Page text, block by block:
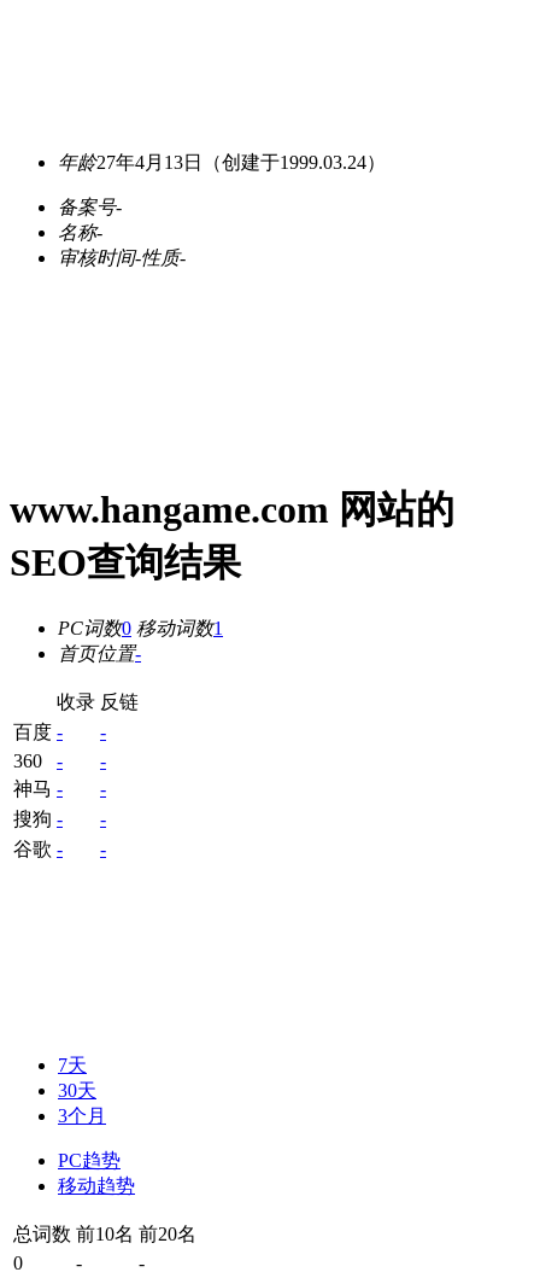
年龄27年4月13日 （创建于1999.03.24）
备案号-
名称-
审核时间-性质-
www.hangame.com 网站的
SEO查询结果
PC词数0 移动词数1
首页位置-
收录 反链
百度 -
-
360
-
-
神马 -
-
搜狗 -
-
谷歌 - -
7天
30天
3个月
PC趋势
移动趋势
总词数 前10名 前20名
0
- -